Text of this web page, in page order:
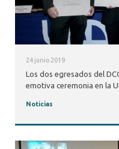
24 junio 2019
Los dos egresados del
emotiva ceremonia en la
Noticias